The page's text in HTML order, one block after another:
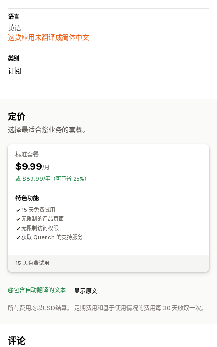
语言
英语
这款应用未翻译成简体中文
类别
订阅
定价
选择最适合您业务的套餐。
标准套餐
$9.99/月
或 $89.99/年（可节省 25%）
特色功能
15 天免费试用
无限制的产品页面
无限制访问权限
获取 Quench 的支持服务
15 天免费试用
包含自动翻译的文本 显示原文
所有费用均以USD结算。 定期费用和基于使用情况的费用每 30 天收取一次。
评论